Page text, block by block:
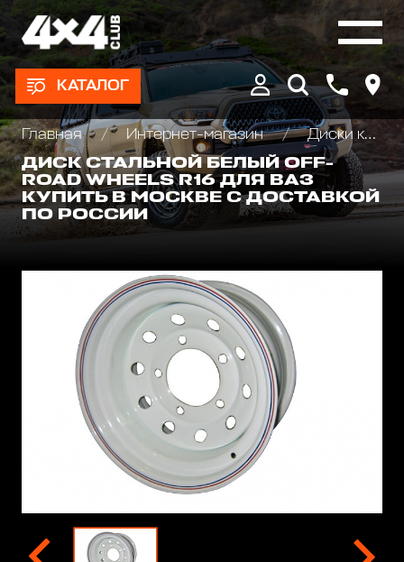
КАТАЛОГ
Главная Интернет-магазин
Диски колёсные, Проставки для изменения вылета
ДИСК СТАЛЬНОЙ БЕЛЫЙ OFF-
ROAD WHEELS R16 ДЛЯ ВАЗ
КУПИТЬ В МОСКВЕ С ДОСТАВКОЙ
ПО РОССИИ